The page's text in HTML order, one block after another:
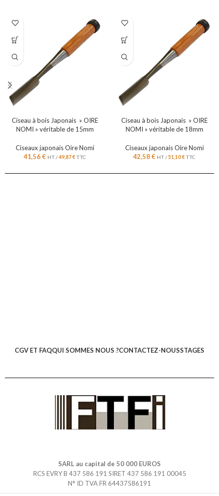
Ciseau à bois Japonais » OIRE
NOMI » véritable de 15mm
Ciseaux japonais Oire Nomi
41,56€ HT /49,87€TTC
Ciseau à bois Japonais » OIRE
NOMI » véritable de 18mm
Ciseaux japonais Oire Nomi
42,58€ HT /51,10€TTC
CGV ET FAQQUI SOMMES NOUS ?CONTACTEZ-NOUSSTAGES
SARL au capital de 50 000 EUROS
RCS EVRY B 437 586 191 SIRET 437 586 191 00045
N° ID TVA FR 64437586191